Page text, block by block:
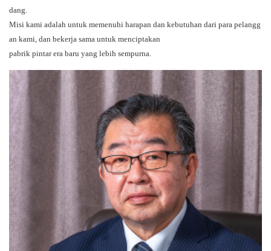
dang.
Misi kami adalah untuk memenuhi harapan dan kebutuhan dari para pelangg
an kami, dan bekerja sama untuk menciptakan
pabrik pintar era baru yang lebih sempurna.